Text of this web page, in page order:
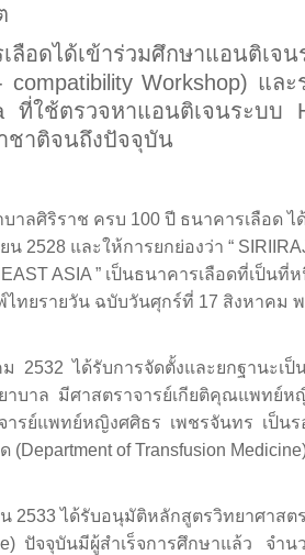
ลือดได้เข้าร่วมศึกษาแอนติเจน
compatibility Workshop) แ
ที่ใช้ตรวจหาแอนติเจนระบบ
ชาติจนถึงปัจจุบัน
บาลศิริราช ครบ 100 ปี ธนาคารเลือด
2528 และให้การยกย่องว่า “
ASIA ” เป็นธนาคารเลือดที่เป็น
ทยรายวัน ฉบับวันศุกร์ที่ 17 สิงหาคม พ
2532 ได้รับการจัดตั้งและยกฐานะเป็
บาล มีศาสตราจารย์เกียติคุณแพทย์ห
ารย์แพทย์หญิงศศิธร เพชรจันทร เป็น
(Department of Transfusion
2533 ได้รับอนุมัติหลักสูตรวิทยาศาส
ปัจจุบันมีผู้สำเร็จการศึกษาแล้ว จำ